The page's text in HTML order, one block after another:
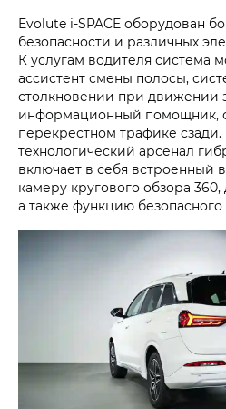
Evolute i‑SPACE оборудован
безопасности и различных
К услугам водителя система
ассистент смены полосы,
столкновении при движении
информационный
перекрестном трафике
технологический арсенал
включает в себя встроенный
камеру кругового обзора
а также функцию